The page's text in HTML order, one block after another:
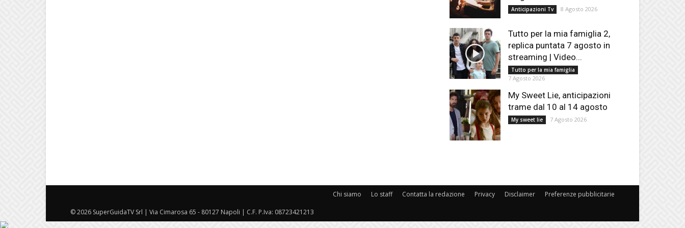
Anticipazioni Tv 8 Agosto 2026
Tutto per la mia famiglia 2,
replica puntata 7 agosto in
streaming | Video...
Tutto per la mia famiglia
7 Agosto 2026
My Sweet Lie, anticipazioni
trame dal 10 al 14 agosto
My sweet lie 7 Agosto 2026
Chi siamo Lo staff Contatta la redazione Privacy Disclaimer Preferenze pubblicitarie
© 2026 SuperGuidaTV Srl | Via Cimarosa 65 - 80127 Napoli | C.F. P.Iva: 08723421213